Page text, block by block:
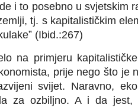
i to posebno u svjetskim
tj. s kapitalističkim
(Ibid.:267)
na primjeru
prije nego što je
svijet. Naravno,
za ozbiljno. A i da